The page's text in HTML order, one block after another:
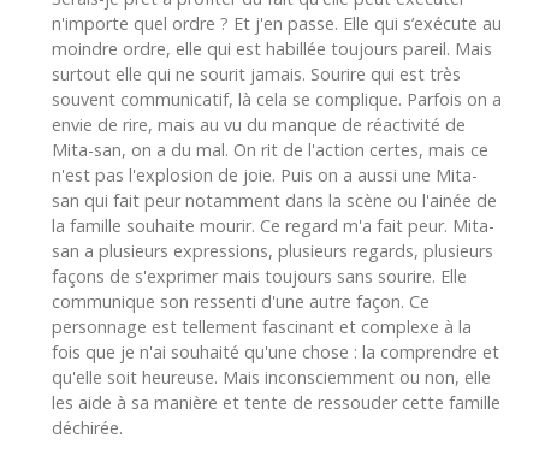
n'importe quel ordre ? Et j'en passe. Elle qui s’exécute au
moindre ordre, elle qui est habillée toujours pareil. Mais
surtout elle qui ne sourit jamais. Sourire qui est très
souvent communicatif, là cela se complique. Parfois on a
envie de rire, mais au vu du manque de réactivité de
Mita-san, on a du mal. On rit de l'action certes, mais ce
n'est pas l'explosion de joie. Puis on a aussi une Mita-
san qui fait peur notamment dans la scène ou l'ainée de
la famille souhaite mourir. Ce regard m'a fait peur. Mita-
san a plusieurs expressions, plusieurs regards, plusieurs
façons de s'exprimer mais toujours sans sourire. Elle
communique son ressenti d'une autre façon. Ce
personnage est tellement fascinant et complexe à la
fois que je n'ai souhaité qu'une chose : la comprendre et
qu'elle soit heureuse. Mais inconsciemment ou non, elle
les aide à sa manière et tente de ressouder cette famille
déchirée.